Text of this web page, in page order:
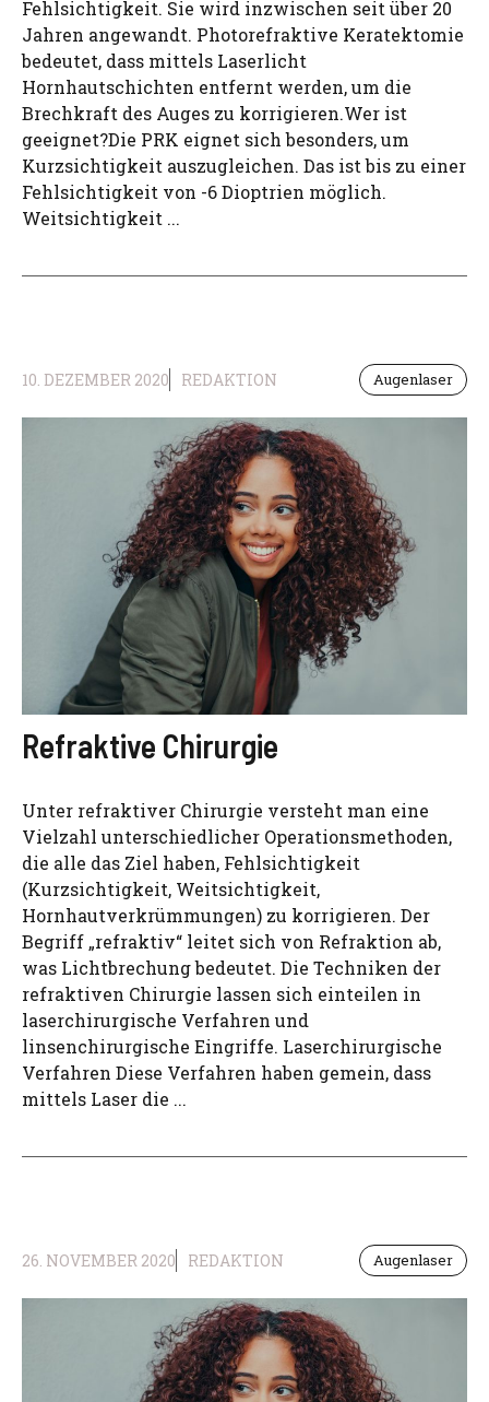
Fehlsichtigkeit. Sie wird inzwischen seit über 20
Jahren angewandt. Photorefraktive Keratektomie
bedeutet, dass mittels Laserlicht
Hornhautschichten entfernt werden, um die
Brechkraft des Auges zu korrigieren.Wer ist
geeignet?Die PRK eignet sich besonders, um
Kurzsichtigkeit auszugleichen. Das ist bis zu einer
Fehlsichtigkeit von -6 Dioptrien möglich.
Weitsichtigkeit ...
10. DEZEMBER 2020 REDAKTION Augenlaser
Refraktive Chirurgie
Unter refraktiver Chirurgie versteht man eine
Vielzahl unterschiedlicher Operationsmethoden,
die alle das Ziel haben, Fehlsichtigkeit
(Kurzsichtigkeit, Weitsichtigkeit,
Hornhautverkrümmungen) zu korrigieren. Der
Begriff „refraktiv“ leitet sich von Refraktion ab,
was Lichtbrechung bedeutet. Die Techniken der
refraktiven Chirurgie lassen sich einteilen in
laserchirurgische Verfahren und
linsenchirurgische Eingriffe. Laserchirurgische
Verfahren Diese Verfahren haben gemein, dass
mittels Laser die ...
26. NOVEMBER 2020 REDAKTION Augenlaser